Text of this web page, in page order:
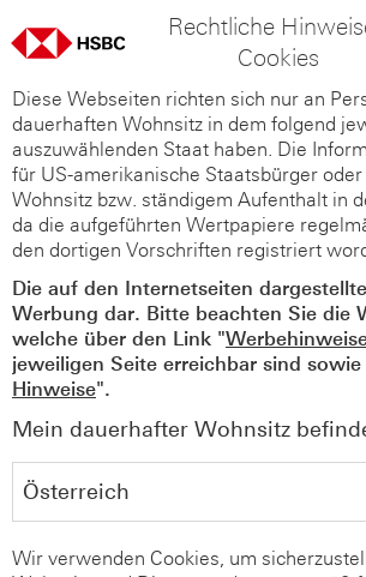
Rechtliche
Cookies
Diese Webseiten richten sich nur an
dauerhaften Wohnsitz in dem folgend
auszuwählenden Staat haben. Die
für US-amerikanische Staatsbürger
Wohnsitz bzw. ständigem Aufenthalt in
da die aufgeführten Wertpapiere
den dortigen Vorschriften registriert
Die auf den Internetseiten
Werbung dar. Bitte beachten Sie die
welche über den Link "
jeweiligen Seite erreichbar sind sowie
Hinweise".
Mein dauerhafter Wohnsitz
Wir verwenden Cookies, um